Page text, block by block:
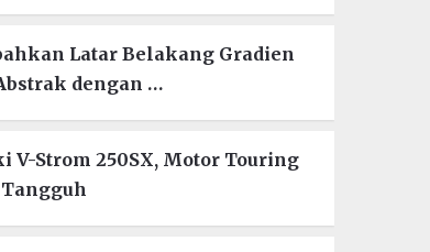
Latar Belakang Gradien
dengan …
V-Strom 250SX, Motor Touring